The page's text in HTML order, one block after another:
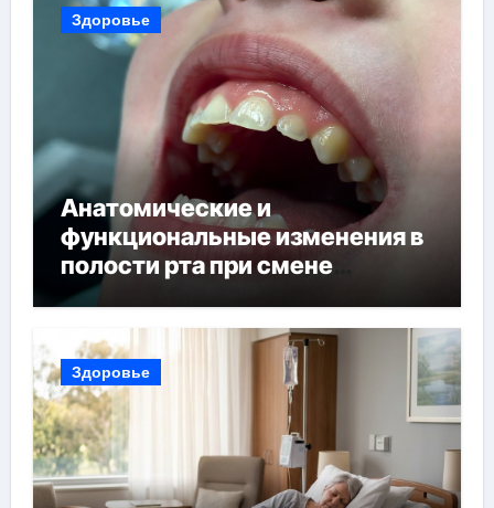
Здоровье
Анатомические и
функциональные изменения в
полости рта при смене
прикуса
Здоровье